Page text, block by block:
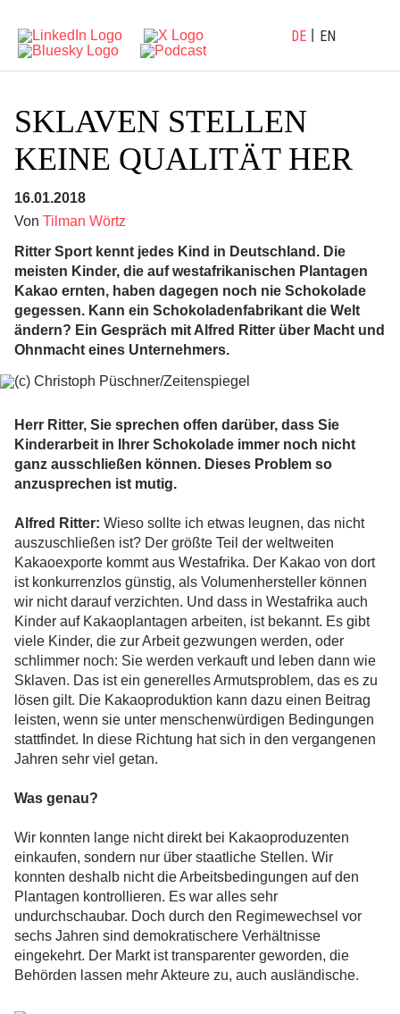
DE EN
SKLAVEN STELLEN
KEINE QUALITÄT HER
16.01.2018
Von Tilman Wörtz
Ritter Sport kennt jedes Kind in Deutschland. Die
meisten Kinder, die auf westafrikanischen Plantagen
Kakao ernten, haben dagegen noch nie Schokolade
gegessen. Kann ein Schokoladenfabrikant die Welt
ändern? Ein Gespräch mit Alfred Ritter über Macht und
Ohnmacht eines Unternehmers.
Herr Ritter, Sie sprechen offen darüber, dass Sie
Kinderarbeit in Ihrer Schokolade immer noch nicht
ganz ausschließen können. Dieses Problem so
anzusprechen ist mutig.
Alfred Ritter: Wieso sollte ich etwas leugnen, das nicht
auszuschließen ist? Der größte Teil der weltweiten
Kakaoexporte kommt aus Westafrika. Der Kakao von dort
ist konkurrenzlos günstig, als Volumenhersteller können
wir nicht darauf verzichten. Und dass in Westafrika auch
Kinder auf Kakaoplantagen arbeiten, ist bekannt. Es gibt
viele Kinder, die zur Arbeit gezwungen werden, oder
schlimmer noch: Sie werden verkauft und leben dann wie
Sklaven. Das ist ein generelles Armutsproblem, das es zu
lösen gilt. Die Kakaoproduktion kann dazu einen Beitrag
leisten, wenn sie unter menschenwürdigen Bedingungen
stattfindet. In diese Richtung hat sich in den vergangenen
Jahren sehr viel getan.
Was genau?
Wir konnten lange nicht direkt bei Kakaoproduzenten
einkaufen, sondern nur über staatliche Stellen. Wir
konnten deshalb nicht die Arbeitsbedingungen auf den
Plantagen kontrollieren. Es war alles sehr
undurchschaubar. Doch durch den Regimewechsel vor
sechs Jahren sind demokratischere Verhältnisse
eingekehrt. Der Markt ist transparenter geworden, die
Behörden lassen mehr Akteure zu, auch ausländische.